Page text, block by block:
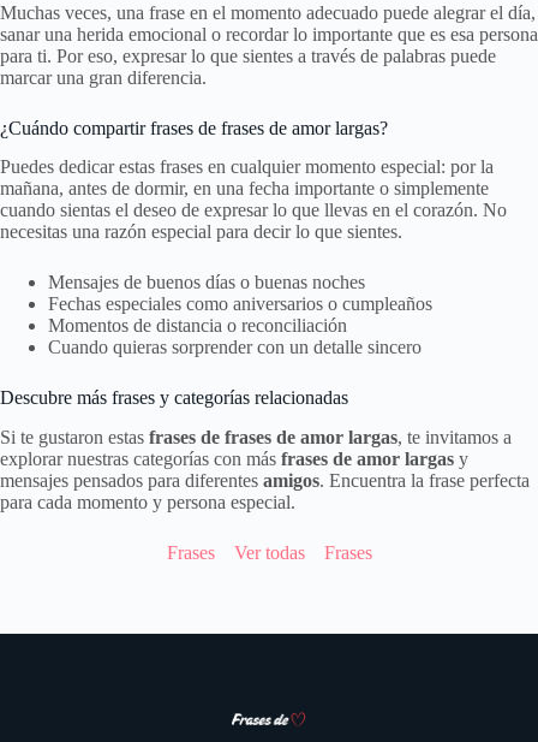
Muchas veces, una frase en el momento adecuado puede alegrar el día,
sanar una herida emocional o recordar lo importante que es esa persona
para ti. Por eso, expresar lo que sientes a través de palabras puede
marcar una gran diferencia.
¿Cuándo compartir frases de frases de amor largas?
Puedes dedicar estas frases en cualquier momento especial: por la
mañana, antes de dormir, en una fecha importante o simplemente
cuando sientas el deseo de expresar lo que llevas en el corazón. No
necesitas una razón especial para decir lo que sientes.
Mensajes de buenos días o buenas noches
Fechas especiales como aniversarios o cumpleaños
Momentos de distancia o reconciliación
Cuando quieras sorprender con un detalle sincero
Descubre más frases y categorías relacionadas
Si te gustaron estas frases de frases de amor largas, te invitamos a
explorar nuestras categorías con más frases de amor largas y
mensajes pensados para diferentes amigos. Encuentra la frase perfecta
para cada momento y persona especial.
Frases Ver todas Frases